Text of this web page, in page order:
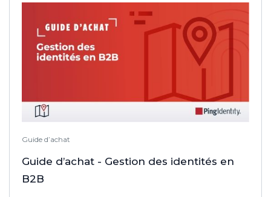
Guide d’achat
Guide d’achat - Gestion des identités en
B2B